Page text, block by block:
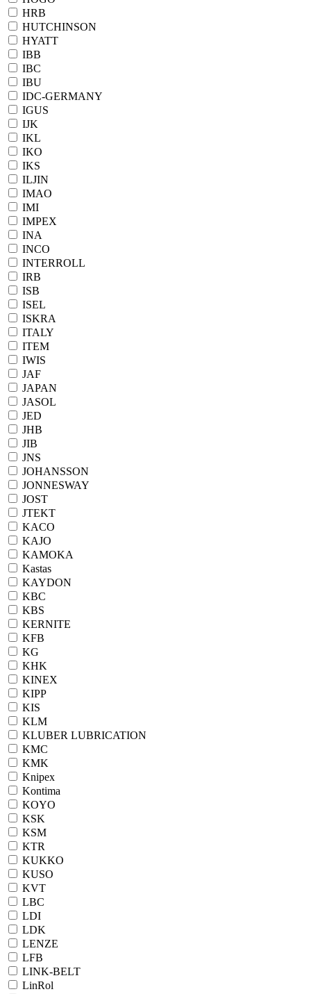
HRB
HUTCHINSON
HYATT
IBB
IBC
IBU
IDC-GERMANY
IGUS
IJK
IKL
IKO
IKS
ILJIN
IMAO
IMI
IMPEX
INA
INCO
INTERROLL
IRB
ISB
ISEL
ISKRA
ITALY
ITEM
IWIS
JAF
JAPAN
JASOL
JED
JHB
JIB
JNS
JOHANSSON
JONNESWAY
JOST
JTEKT
KACO
KAJO
KAMOKA
Kastas
KAYDON
KBC
KBS
KERNITE
KFB
KG
KHK
KINEX
KIPP
KIS
KLM
KLUBER LUBRICATION
KMC
KMK
Knipex
Kontima
KOYO
KSK
KSM
KTR
KUKKO
KUSO
KVT
LBC
LDI
LDK
LENZE
LFB
LINK-BELT
LinRol